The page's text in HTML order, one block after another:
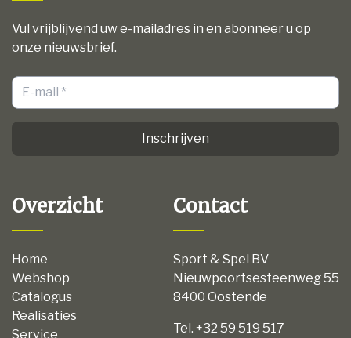
Vul vrijblijvend uw e-mailadres in en abonneer u op
onze nieuwsbrief.
Inschrijven
Overzicht
Home
Webshop
Catalogus
Realisaties
Service
Contact
Sport & Spel BV
Nieuwpoortsesteenweg 55
8400 Oostende
Tel. +32 59 519 517